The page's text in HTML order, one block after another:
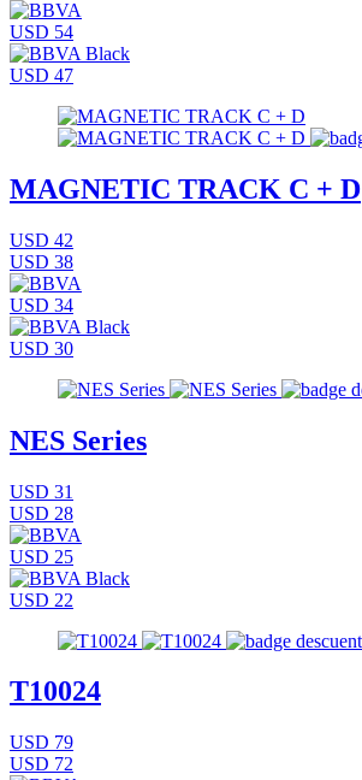
USD 54
USD 47
MAGNETIC TRACK C + D
USD 42
USD 38
USD 34
USD 30
NES Series
USD 31
USD 28
USD 25
USD 22
T10024
USD 79
USD 72